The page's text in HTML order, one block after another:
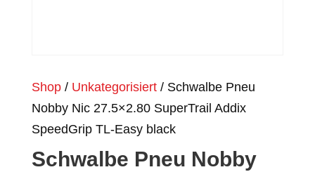
Shop/ Unkategorisiert/ Schwalbe Pneu
Nobby Nic 27.5×2.80 SuperTrail Addix
SpeedGrip TL-Easy black
Schwalbe Pneu Nobby